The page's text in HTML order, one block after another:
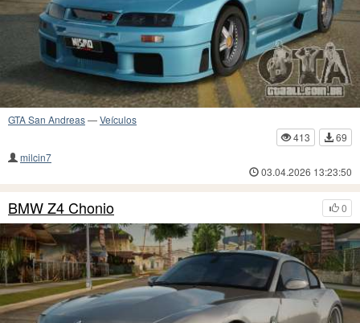
GTA San Andreas—Veículos
413
69
milcin7
03.04.2026 13:23:50
0
BMW Z4 Chonio